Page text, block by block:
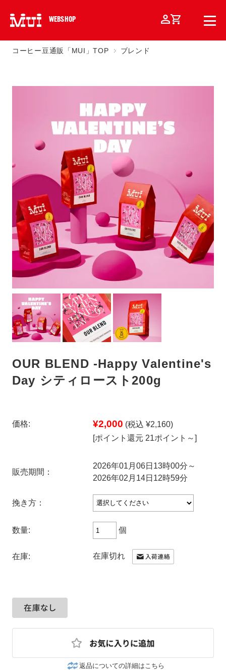
WEBSHOP
コーヒー豆通販「MUI」TOP ブレンド
OUR BLEND -Happy Valentine's
Day シティロースト200g
価格: ¥2,000 (税込 ¥2,160)
[ポイント還元 21ポイント～]
販売期間：
2026年01月06日13時00分～
2026年02月14日12時59分
挽き方：
数量: 個
在庫: 在庫切れ
返品についての詳細はこちら